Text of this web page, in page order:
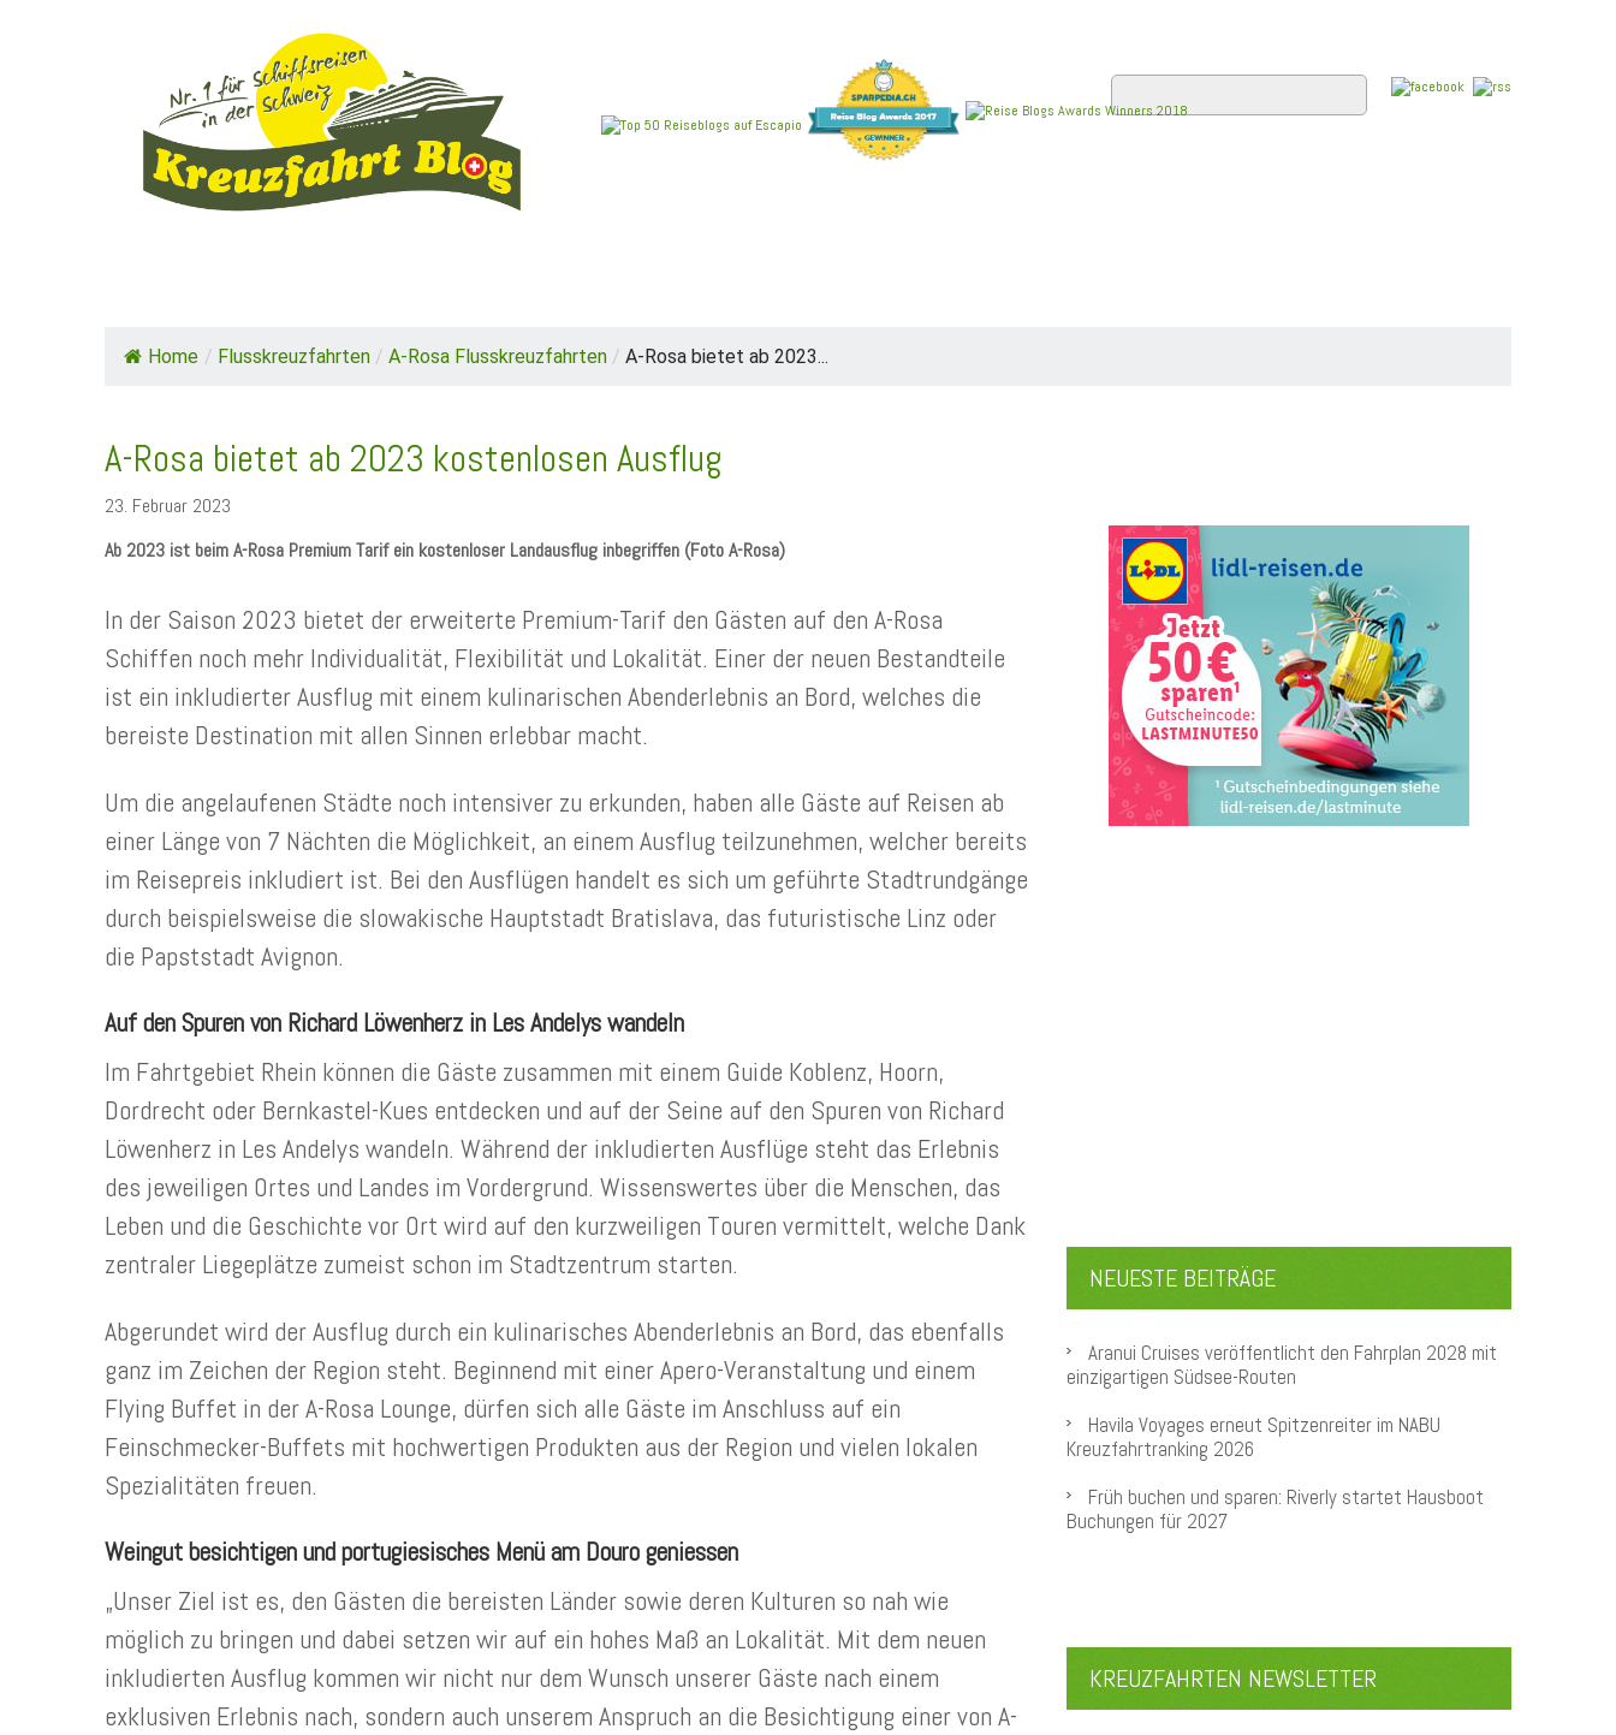
Home / Flusskreuzfahrten / A-Rosa Flusskreuzfahrten / A-Rosa bietet ab 2023...
A-Rosa bietet ab 2023 kostenlosen Ausflug
23. Februar 2023
Ab 2023 ist beim A-Rosa Premium Tarif ein kostenloser Landausflug inbegriffen (Foto A-Rosa)
In der Saison 2023 bietet der erweiterte Premium-Tarif den Gästen auf den A-Rosa
Schiffen noch mehr Individualität, Flexibilität und Lokalität. Einer der neuen Bestandteile
ist ein inkludierter Ausflug mit einem kulinarischen Abenderlebnis an Bord, welches die
bereiste Destination mit allen Sinnen erlebbar macht.
Um die angelaufenen Städte noch intensiver zu erkunden, haben alle Gäste auf Reisen ab
einer Länge von 7 Nächten die Möglichkeit, an einem Ausflug teilzunehmen, welcher bereits
im Reisepreis inkludiert ist. Bei den Ausflügen handelt es sich um geführte Stadtrundgänge
durch beispielsweise die slowakische Hauptstadt Bratislava, das futuristische Linz oder
die Papststadt Avignon.
Auf den Spuren von Richard Löwenherz in Les Andelys wandeln
Im Fahrtgebiet Rhein können die Gäste zusammen mit einem Guide Koblenz, Hoorn,
Dordrecht oder Bernkastel-Kues entdecken und auf der Seine auf den Spuren von Richard
Löwenherz in Les Andelys wandeln. Während der inkludierten Ausflüge steht das Erlebnis
des jeweiligen Ortes und Landes im Vordergrund. Wissenswertes über die Menschen, das
Leben und die Geschichte vor Ort wird auf den kurzweiligen Touren vermittelt, welche Dank
zentraler Liegeplätze zumeist schon im Stadtzentrum starten.
Abgerundet wird der Ausflug durch ein kulinarisches Abenderlebnis an Bord, das ebenfalls
ganz im Zeichen der Region steht. Beginnend mit einer Apero-Veranstaltung und einem
Flying Buffet in der A-Rosa Lounge, dürfen sich alle Gäste im Anschluss auf ein
Feinschmecker-Buffets mit hochwertigen Produkten aus der Region und vielen lokalen
Spezialitäten freuen.
Weingut besichtigen und portugiesisches Menü am Douro geniessen
„Unser Ziel ist es, den Gästen die bereisten Länder sowie deren Kulturen so nah wie
möglich zu bringen und dabei setzen wir auf ein hohes Maß an Lokalität. Mit dem neuen
inkludierten Ausflug kommen wir nicht nur dem Wunsch unserer Gäste nach einem
exklusiven Erlebnis nach, sondern auch unserem Anspruch an die Besichtigung einer von A-
NEUESTE BEITRÄGE
Aranui Cruises veröffentlicht den Fahrplan 2028 mit
einzigartigen Südsee-Routen
Havila Voyages erneut Spitzenreiter im NABU
Kreuzfahrtranking 2026
Früh buchen und sparen: Riverly startet Hausboot
Buchungen für 2027
KREUZFAHRTEN NEWSLETTER